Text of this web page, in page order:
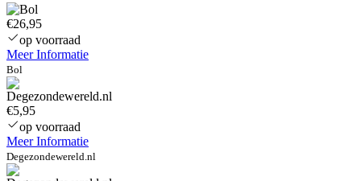
€26,95
op voorraad
Meer Informatie
Bol
€5,95
op voorraad
Meer Informatie
Degezondewereld.nl